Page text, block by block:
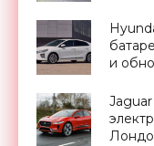
и